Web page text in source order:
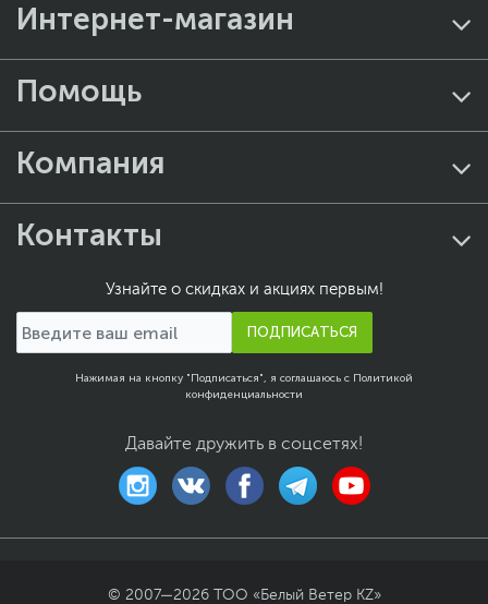
Интернет-магазин
Помощь
Компания
Контакты
Узнайте о скидках и акциях первым!
ПОДПИСАТЬСЯ
Нажимая на кнопку "Подписаться", я соглашаюсь с Политикой
конфиденциальности
Давайте дружить в соцсетях!
© 2007—2026 ТОО «Белый Ветер KZ»